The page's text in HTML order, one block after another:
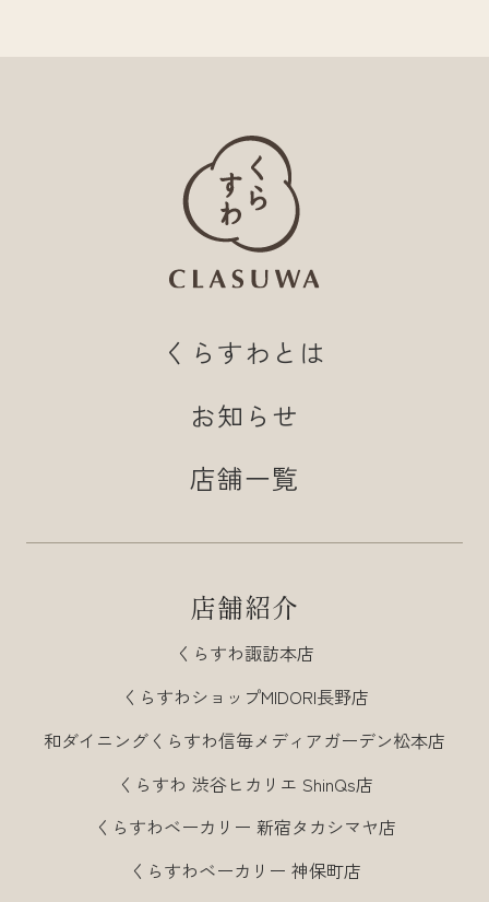
くらすわとは
お知らせ
店舗一覧
店舗紹介
くらすわ諏訪本店
くらすわショップMIDORI長野店
和ダイニングくらすわ信毎メディアガーデン松本店
くらすわ 渋谷ヒカリエ ShinQs店
くらすわベーカリー 新宿タカシマヤ店
くらすわベーカリー 神保町店